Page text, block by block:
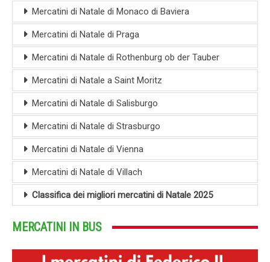
Mercatini di Natale di Monaco di Baviera
Mercatini di Natale di Praga
Mercatini di Natale di Rothenburg ob der Tauber
Mercatini di Natale a Saint Moritz
Mercatini di Natale di Salisburgo
Mercatini di Natale di Strasburgo
Mercatini di Natale di Vienna
Mercatini di Natale di Villach
Classifica dei migliori mercatini di Natale 2025
MERCATINI IN BUS